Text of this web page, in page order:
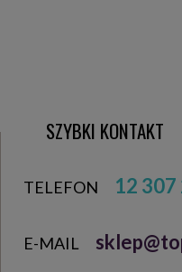
SZYBKI KONTAKT
TELEFON 12 307
E-MAIL